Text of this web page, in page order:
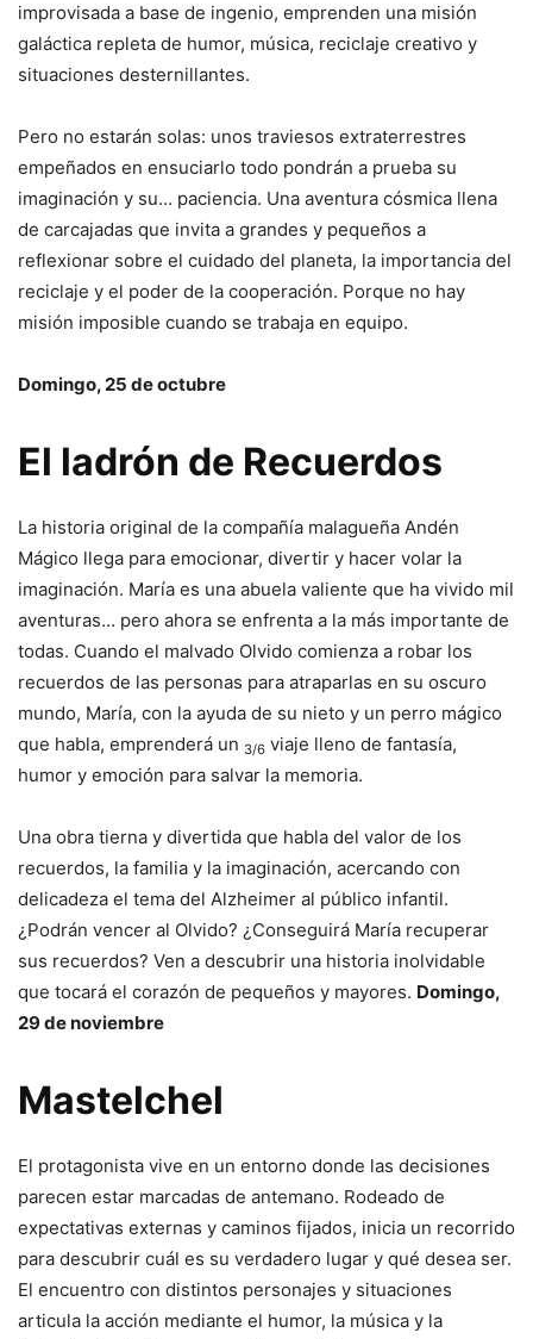
improvisada a base de ingenio, emprenden una misión
galáctica repleta de humor, música, reciclaje creativo y
situaciones desternillantes.
Pero no estarán solas: unos traviesos extraterrestres
empeñados en ensuciarlo todo pondrán a prueba su
imaginación y su… paciencia. Una aventura cósmica llena
de carcajadas que invita a grandes y pequeños a
reflexionar sobre el cuidado del planeta, la importancia del
reciclaje y el poder de la cooperación. Porque no hay
misión imposible cuando se trabaja en equipo.
Domingo, 25 de octubre
El ladrón de Recuerdos
La historia original de la compañía malagueña Andén
Mágico llega para emocionar, divertir y hacer volar la
imaginación. María es una abuela valiente que ha vivido mil
aventuras… pero ahora se enfrenta a la más importante de
todas. Cuando el malvado Olvido comienza a robar los
recuerdos de las personas para atraparlas en su oscuro
mundo, María, con la ayuda de su nieto y un perro mágico
que habla, emprenderá un 3/6 viaje lleno de fantasía,
humor y emoción para salvar la memoria.
Una obra tierna y divertida que habla del valor de los
recuerdos, la familia y la imaginación, acercando con
delicadeza el tema del Alzheimer al público infantil.
¿Podrán vencer al Olvido? ¿Conseguirá María recuperar
sus recuerdos? Ven a descubrir una historia inolvidable
que tocará el corazón de pequeños y mayores. Domingo,
29 de noviembre
Mastelchel
El protagonista vive en un entorno donde las decisiones
parecen estar marcadas de antemano. Rodeado de
expectativas externas y caminos fijados, inicia un recorrido
para descubrir cuál es su verdadero lugar y qué desea ser.
El encuentro con distintos personajes y situaciones
articula la acción mediante el humor, la música y la